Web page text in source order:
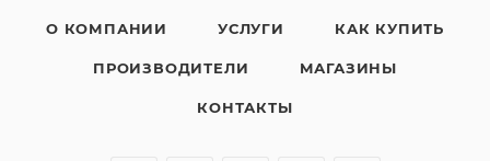
О КОМПАНИИ УСЛУГИ КАК КУПИТЬ
ПРОИЗВОДИТЕЛИ МАГАЗИНЫ
КОНТАКТЫ